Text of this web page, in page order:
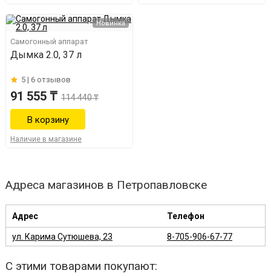
Новинка
Самогонный аппарат
Дымка 2.0, 37 л
5 | 6 отзывов
91 555 ₸ 114 440 ₸
Наличие в магазине
Адреса магазинов в Петропавловске
Адрес Телефон
ул. Карима Сутюшева, 23 8-705-906-67-77
С этими товарами покупают: